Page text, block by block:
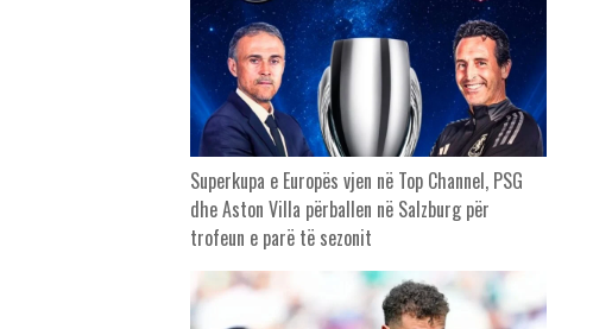
Superkupa e Europës vjen në Top Channel, PSG
dhe Aston Villa përballen në Salzburg për
trofeun e parë të sezonit